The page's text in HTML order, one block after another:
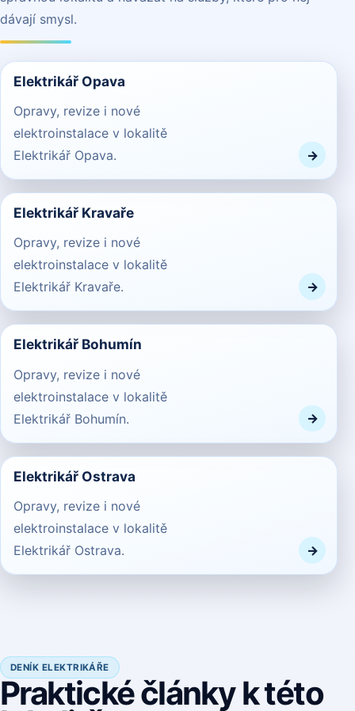
dávají smysl.
Elektrikář Opava
Opravy, revize i nové
elektroinstalace v lokalitě
Elektrikář Opava.
Elektrikář Kravaře
Opravy, revize i nové
elektroinstalace v lokalitě
Elektrikář Kravaře.
Elektrikář Bohumín
Opravy, revize i nové
elektroinstalace v lokalitě
Elektrikář Bohumín.
Elektrikář Ostrava
Opravy, revize i nové
elektroinstalace v lokalitě
Elektrikář Ostrava.
DENÍK ELEKTRIKÁŘE
Praktické články k této